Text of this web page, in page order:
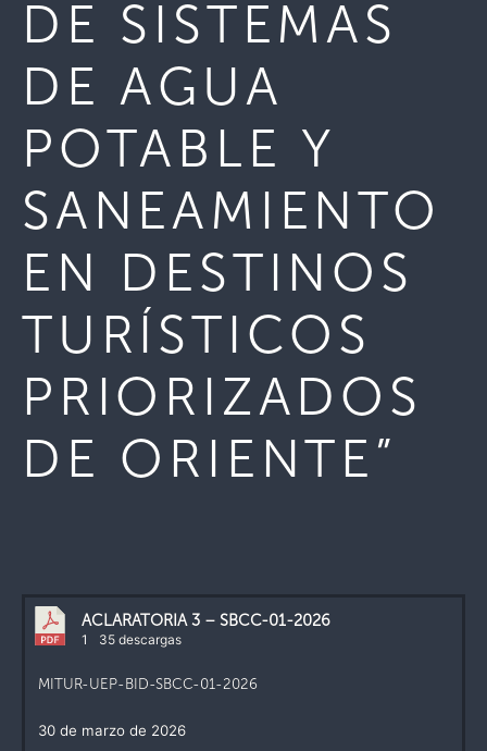
DE SISTEMAS
DE AGUA
POTABLE Y
SANEAMIENTO
EN DESTINOS
TURÍSTICOS
PRIORIZADOS
DE ORIENTE”
ACLARATORIA 3 – SBCC-01-2026
1 35 descargas
MITUR-UEP-BID-SBCC-01-2026
30 de marzo de 2026